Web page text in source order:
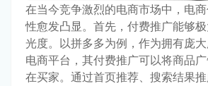
在当今竞争激烈的电商市场中，电
性愈发凸显。首先，付费推广能够
光度。以拼多多为例，作为拥有庞
电商平台，其付费推广可以将商品
在买家。通过首页推荐、搜索结果